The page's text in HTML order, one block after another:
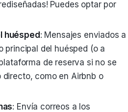
Puedes optar por
huésped: Mensajes enviados a
principal del huésped (o a
de reserva si no se
directo, como en Airbnb o
: Envía correos a los